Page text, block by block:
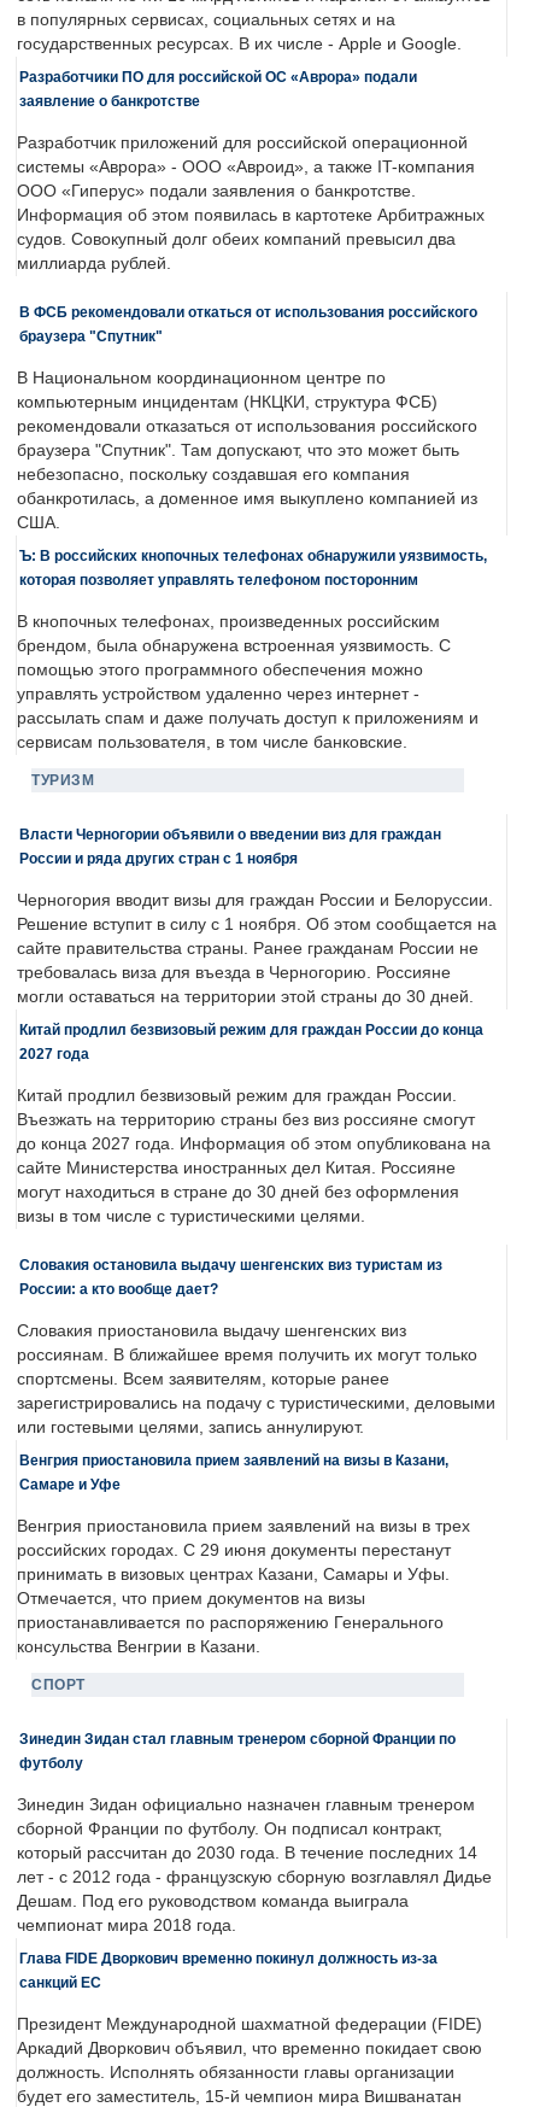
в популярных сервисах, социальных сетях и на
государственных ресурсах. В их числе - Apple и Google.
Разработчики ПО для российской ОС «Аврора» подали
заявление о банкротстве
Разработчик приложений для российской операционной
системы «Аврора» - ООО «Авроид», а также IT-компания
ООО «Гиперус» подали заявления о банкротстве.
Информация об этом появилась в картотеке Арбитражных
судов. Совокупный долг обеих компаний превысил два
миллиарда рублей.
В ФСБ рекомендовали откаться от использования российского
браузера "Спутник"
В Национальном координационном центре по
компьютерным инцидентам (НКЦКИ, структура ФСБ)
рекомендовали отказаться от использования российского
браузера "Спутник". Там допускают, что это может быть
небезопасно, поскольку создавшая его компания
обанкротилась, а доменное имя выкуплено компанией из
США.
Ъ: В российских кнопочных телефонах обнаружили уязвимость,
которая позволяет управлять телефоном посторонним
В кнопочных телефонах, произведенных российским
брендом, была обнаружена встроенная уязвимость. С
помощью этого программного обеспечения можно
управлять устройством удаленно через интернет -
рассылать спам и даже получать доступ к приложениям и
сервисам пользователя, в том числе банковские.
ТУРИЗМ
Власти Черногории объявили о введении виз для граждан
России и ряда других стран с 1 ноября
Черногория вводит визы для граждан России и Белоруссии.
Решение вступит в силу с 1 ноября. Об этом сообщается на
сайте правительства страны. Ранее гражданам России не
требовалась виза для въезда в Черногорию. Россияне
могли оставаться на территории этой страны до 30 дней.
Китай продлил безвизовый режим для граждан России до конца
2027 года
Китай продлил безвизовый режим для граждан России.
Въезжать на территорию страны без виз россияне смогут
до конца 2027 года. Информация об этом опубликована на
сайте Министерства иностранных дел Китая. Россияне
могут находиться в стране до 30 дней без оформления
визы в том числе с туристическими целями.
Словакия остановила выдачу шенгенских виз туристам из
России: а кто вообще дает?
Словакия приостановила выдачу шенгенских виз
россиянам. В ближайшее время получить их могут только
спортсмены. Всем заявителям, которые ранее
зарегистрировались на подачу с туристическими, деловыми
или гостевыми целями, запись аннулируют.
Венгрия приостановила прием заявлений на визы в Казани,
Самаре и Уфе
Венгрия приостановила прием заявлений на визы в трех
российских городах. С 29 июня документы перестанут
принимать в визовых центрах Казани, Самары и Уфы.
Отмечается, что прием документов на визы
приостанавливается по распоряжению Генерального
консульства Венгрии в Казани.
СПОРТ
Зинедин Зидан стал главным тренером сборной Франции по
футболу
Зинедин Зидан официально назначен главным тренером
сборной Франции по футболу. Он подписал контракт,
который рассчитан до 2030 года. В течение последних 14
лет - с 2012 года - французскую сборную возглавлял Дидье
Дешам. Под его руководством команда выиграла
чемпионат мира 2018 года.
Глава FIDE Дворкович временно покинул должность из-за
санкций ЕС
Президент Международной шахматной федерации (FIDE)
Аркадий Дворкович объявил, что временно покидает свою
должность. Исполнять обязанности главы организации
будет его заместитель, 15-й чемпион мира Вишванатан